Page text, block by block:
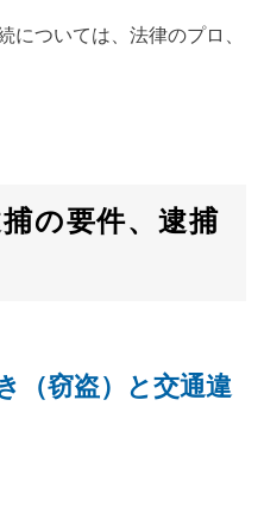
については、法律のプロ、
の要件、逮捕
（窃盗）と交通違